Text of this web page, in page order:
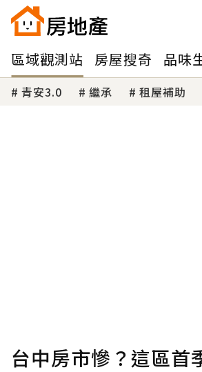
區域觀測站 房屋搜奇 品味
青安3.0 繼承 租屋補助
台中房市慘？這區首